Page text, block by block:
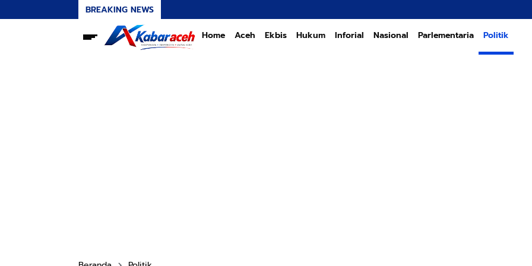
BREAKING NEWS
Home Aceh Ekbis Hukum Inforial Nasional Parlementaria Politik